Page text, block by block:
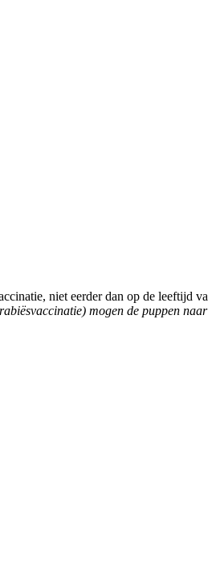
niet eerder dan op de leeftijd
mogen de puppen